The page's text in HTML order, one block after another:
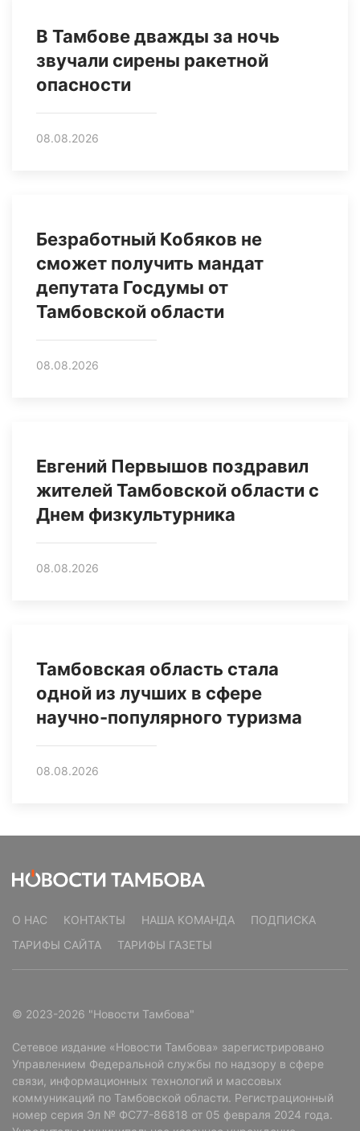
В Тамбове дважды за ночь
звучали сирены ракетной
опасности
08.08.2026
Безработный Кобяков не
сможет получить мандат
депутата Госдумы от
Тамбовской области
08.08.2026
Евгений Первышов поздравил
жителей Тамбовской области с
Днем физкультурника
08.08.2026
Тамбовская область стала
одной из лучших в сфере
научно-популярного туризма
08.08.2026
О НАС КОНТАКТЫ НАША КОМАНДА
ПОДПИСКА
ТАРИФЫ САЙТА
ТАРИФЫ ГАЗЕТЫ
© 2023-2026 "Новости Тамбова"
Сетевое издание «Новости Тамбова» зарегистрировано
Управлением Федеральной службы по надзору в сфере
связи, информационных технологий и массовых
коммуникаций по Тамбовской области. Регистрационный
номер серия Эл № ФС77-86818 от 05 февраля 2024 года.